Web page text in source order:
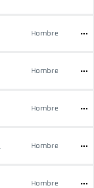
Hombre
Hombre
Hombre
Hombre
Hombre